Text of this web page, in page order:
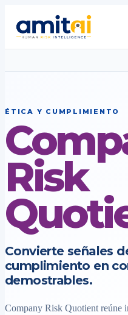
ÉTICA Y CUMPLIMIENTO
Risk
Convierte señales
cumplimiento en
demostrables.
Company Risk Quotient reúne